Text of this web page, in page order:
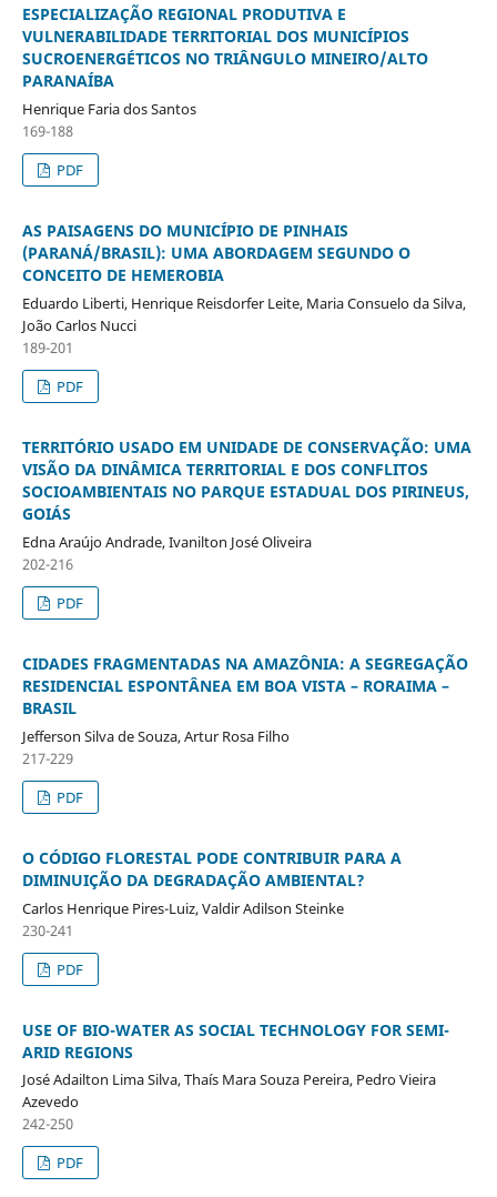
ESPECIALIZAÇÃO REGIONAL PRODUTIVA E
VULNERABILIDADE TERRITORIAL DOS MUNICÍPIOS
SUCROENERGÉTICOS NO TRIÂNGULO MINEIRO/ALTO
PARANAÍBA
Henrique Faria dos Santos
169-188
PDF
AS PAISAGENS DO MUNICÍPIO DE PINHAIS
(PARANÁ/BRASIL): UMA ABORDAGEM SEGUNDO O
CONCEITO DE HEMEROBIA
Eduardo Liberti, Henrique Reisdorfer Leite, Maria Consuelo da Silva,
João Carlos Nucci
189-201
PDF
TERRITÓRIO USADO EM UNIDADE DE CONSERVAÇÃO: UMA
VISÃO DA DINÂMICA TERRITORIAL E DOS CONFLITOS
SOCIOAMBIENTAIS NO PARQUE ESTADUAL DOS PIRINEUS,
GOIÁS
Edna Araújo Andrade, Ivanilton José Oliveira
202-216
PDF
CIDADES FRAGMENTADAS NA AMAZÔNIA: A SEGREGAÇÃO
RESIDENCIAL ESPONTÂNEA EM BOA VISTA – RORAIMA –
BRASIL
Jefferson Silva de Souza, Artur Rosa Filho
217-229
PDF
O CÓDIGO FLORESTAL PODE CONTRIBUIR PARA A
DIMINUIÇÃO DA DEGRADAÇÃO AMBIENTAL?
Carlos Henrique Pires-Luiz, Valdir Adilson Steinke
230-241
PDF
USE OF BIO-WATER AS SOCIAL TECHNOLOGY FOR SEMI-
ARID REGIONS
José Adailton Lima Silva, Thaís Mara Souza Pereira, Pedro Vieira
Azevedo
242-250
PDF